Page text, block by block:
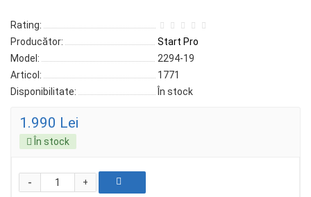
Rating:
Producător:
Start Pro
Model:
2294-19
Articol:
1771
Disponibilitate:
În stock
1.990 Lei
În stock
+
-